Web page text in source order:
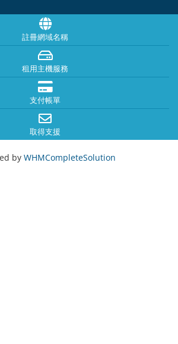
註冊網域名稱
租用主機服務
支付帳單
取得支援
by WHMCompleteSolution